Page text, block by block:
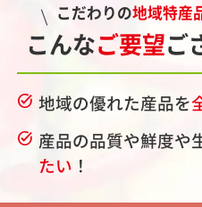
こだわりの地域特産
こんなご要望ご
task_alt 地域の優れた産品を
task_alt 産品の品質や鮮度や
たい ！